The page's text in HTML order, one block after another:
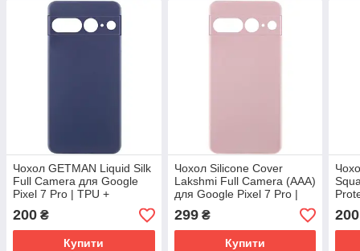
Чохол GETMAN Liquid Silk
Full Camera для Google
Pixel 7 Pro | TPU +
Мікрофібра Синій /
Midnight Blue
200 ₴
Купити
Чохол Silicone Cover
Lakshmi Full Camera (AAA)
для Google Pixel 7 Pro |
Мікрофібра Рожевий / Pink
Sand
299₴
Купити
Gray
200